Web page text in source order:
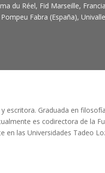
du Réel, Fid Marseille,
Fabra (España), Univalle
escritora. Graduada en
es codirectora de la
en las Universidades Tadeo